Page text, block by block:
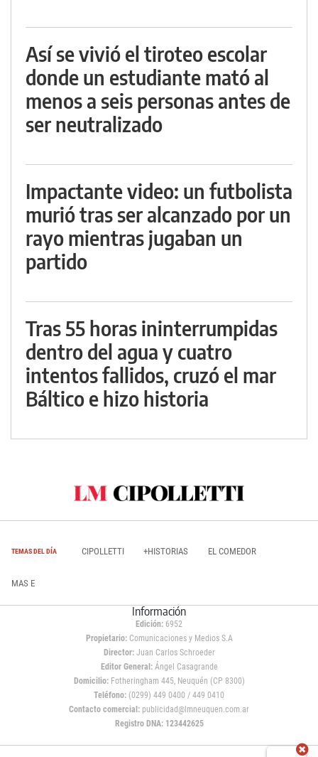
Así se vivió el tiroteo escolar
donde un estudiante mató al
menos a seis personas antes de
ser neutralizado
Impactante video: un futbolista
murió tras ser alcanzado por un
rayo mientras jugaban un
partido
Tras 55 horas ininterrumpidas
dentro del agua y cuatro
intentos fallidos, cruzó el mar
Báltico e hizo historia
TEMAS DEL DÍA CIPOLLETTI +HISTORIAS EL COMEDOR
MAS E
Información
Edición: 6952
Propietario:Comunicaciones y Medios S.A
Director: Juan Carlos Schroeder
Editor General:Ángel Casagrande
Domicilio:Fotheringham 445, Neuquén (CP 8300)
Teléfono: (0299) 449 0400 / 449 0410
Contacto comercial: publicidad@lmneuquen.com.ar
Registro DNA: 123442625